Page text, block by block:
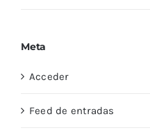
Meta
Acceder
Feed de entradas